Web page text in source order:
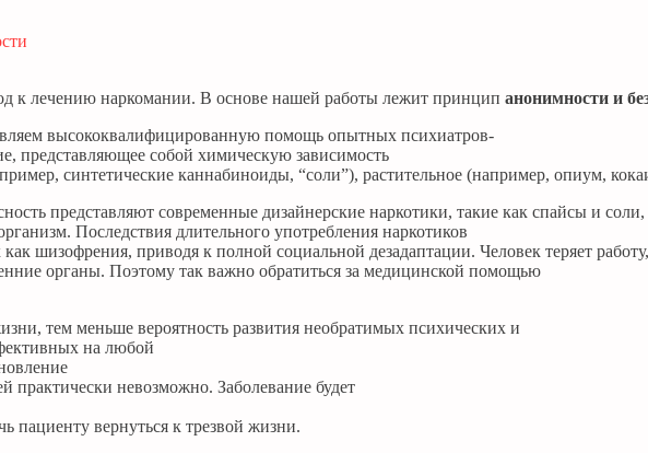
к лечению наркомании. В основе нашей работы лежит принцип анонимности и
высококвалифицированную помощь опытных психиатров-
представляющее собой химическую зависимость
синтетические каннабиноиды, “соли”), растительное (например, опиум,
представляют современные дизайнерские наркотики, такие как спайсы и
Последствия длительного употребления наркотиков
шизофрения, приводя к полной социальной дезадаптации. Человек теряет
органы. Поэтому так важно обратиться за медицинской помощью
тем меньше вероятность развития необратимых психических и
на любой
практически невозможно. Заболевание будет
пациенту вернуться к трезвой жизни.